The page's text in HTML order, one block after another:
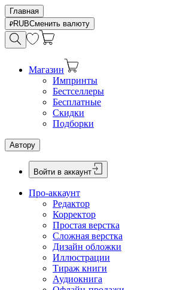
Главная
RUBСменить валюту
Магазин
Импринты
Бестселлеры
Бесплатные
Скидки
Подборки
Автору
Войти в аккаунт
Про-аккаунт
Редактор
Корректор
Простая верстка
Сложная верстка
Дизайн обложки
Иллюстрации
Тираж книги
Аудиокнига